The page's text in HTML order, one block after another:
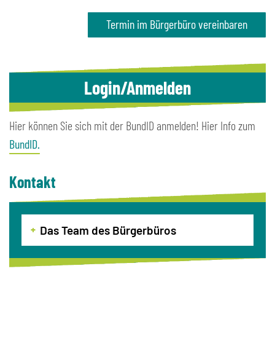
Termin im Bürgerbüro vereinbaren
Login/Anmelden
Hier können Sie sich mit der BundID anmelden! Hier Info zum
BundID.
Kontakt
Das Team des Bürgerbüros